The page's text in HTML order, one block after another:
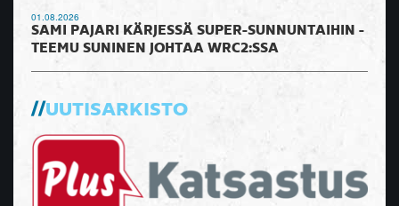
01.08.2026
SAMI PAJARI KÄRJESSÄ SUPER-SUNNUNTAIHIN -
TEEMU SUNINEN JOHTAA WRC2:SSA
UUTISARKISTO